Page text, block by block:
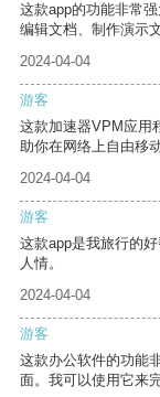
这款app的功能非常
编辑文档、制作演示
2024-04-04
游客
这款加速器VPM应用
助你在网络上自由移动
2024-04-04
游客
这款app是我旅行的
人情。
2024-04-04
游客
这款办公软件的功能
面。我可以使用它来